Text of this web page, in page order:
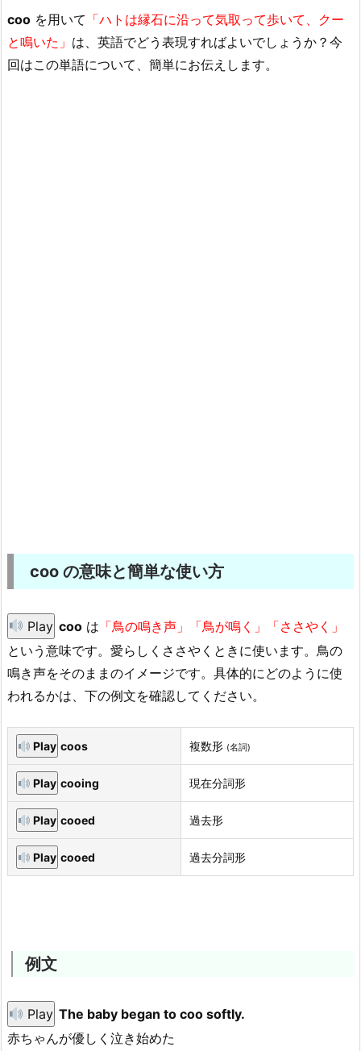
coo を用いて 「ハトは縁石に沿って気取って歩いて、クー
と鳴いた」 は、英語でどう表現すればよいでしょうか？今
回はこの単語について、簡単にお伝えします。
coo の意味と簡単な使い方
Play coo は 「鳥の鳴き声」「鳥が鳴く」「ささやく」
という意味です。愛らしくささやくときに使います。鳥の
鳴き声をそのままのイメージです。具体的にどのように使
われるかは、下の例文を確認してください。
Play coos 複数形 (名詞)
Play cooing 現在分詞形
Play cooed 過去形
Play cooed 過去分詞形
例文
Play The baby began to coo softly.
赤ちゃんが優しく泣き始めた